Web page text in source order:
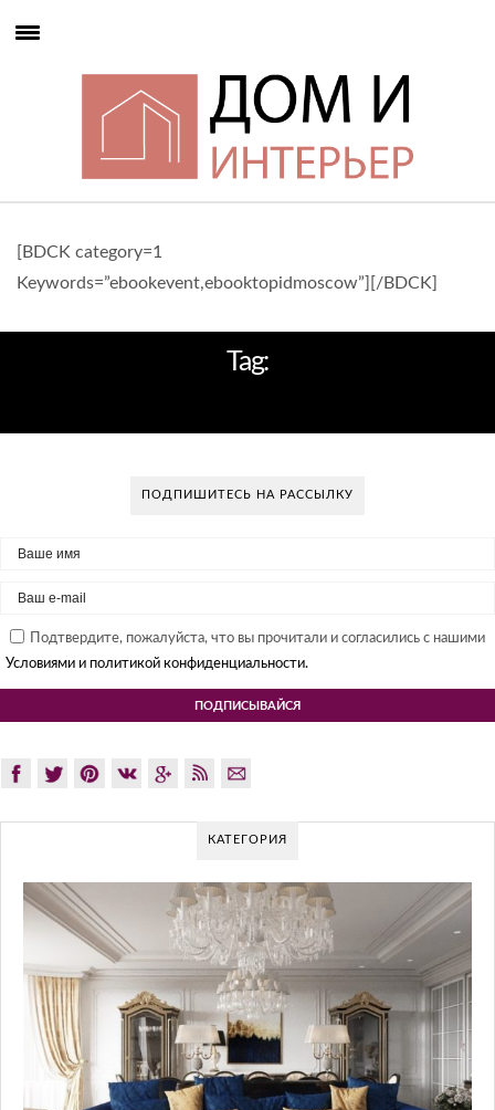
[BDCK category=1
Keywords=”ebookevent,ebooktopidmoscow”][/BDCK]
Tag:
ПОДПИШИТЕСЬ НА РАССЫЛКУ
Подтвердите, пожалуйста, что вы прочитали и согласились с нашими
Условиями и политикой конфиденциальности.
КАТЕГОРИЯ
GLAZOV
Glazov Design